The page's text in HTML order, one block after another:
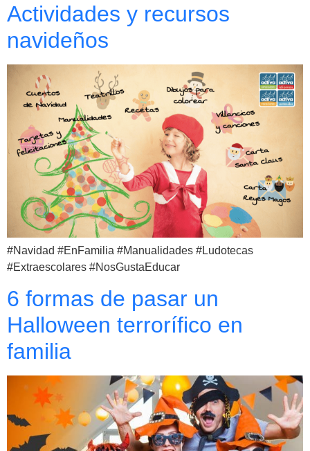
Actividades y recursos
navideños
#Navidad #EnFamilia #Manualidades #Ludotecas
#Extraescolares #NosGustaEducar
6 formas de pasar un
Halloween terrorífico en
familia